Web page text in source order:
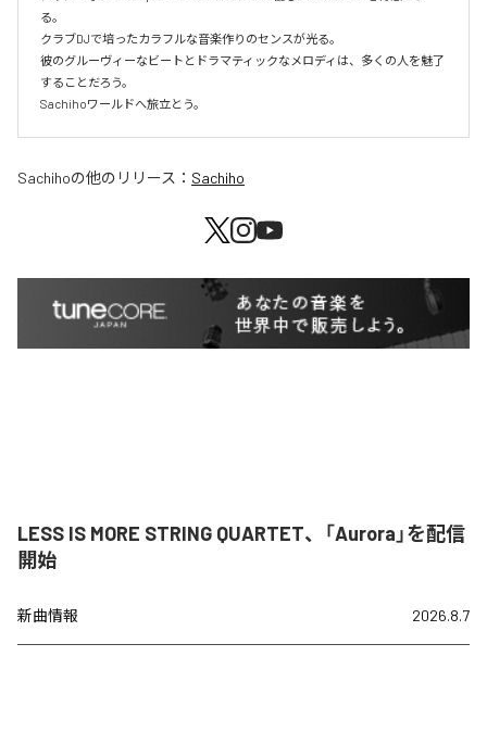
る。
クラブDJで培ったカラフルな音楽作りのセンスが光る。
彼のグルーヴィーなビートとドラマティックなメロディは、多くの人を魅了
することだろう。
Sachihoワールドへ旅立とう。
Sachihoの他のリリース： Sachiho
LESS IS MORE STRING QUARTET、「Aurora」を配信
開始
新曲情報 2026.8.7